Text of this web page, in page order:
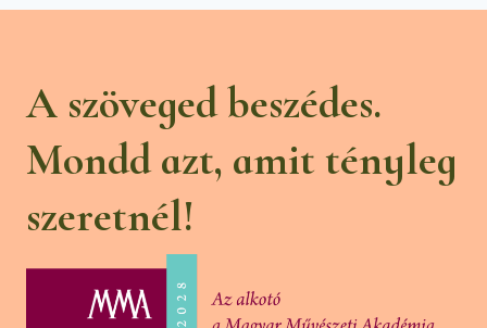
A szöveged beszédes.
Mondd azt, amit tényleg
szeretnél!